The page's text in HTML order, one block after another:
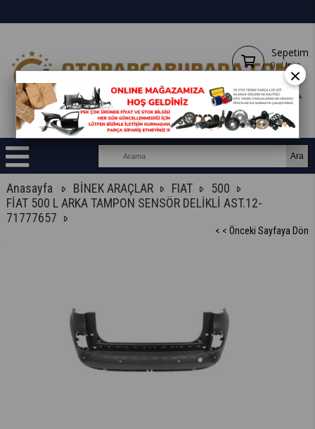
Sepetim
0 Ürün
Anasayfa BİNEK ARAÇLAR FIAT
500
FİAT 500 L ARKA TAMPON SENSÖR DELİKLİ AST.12-
71777657
< < Önceki Sayfaya Dön
×